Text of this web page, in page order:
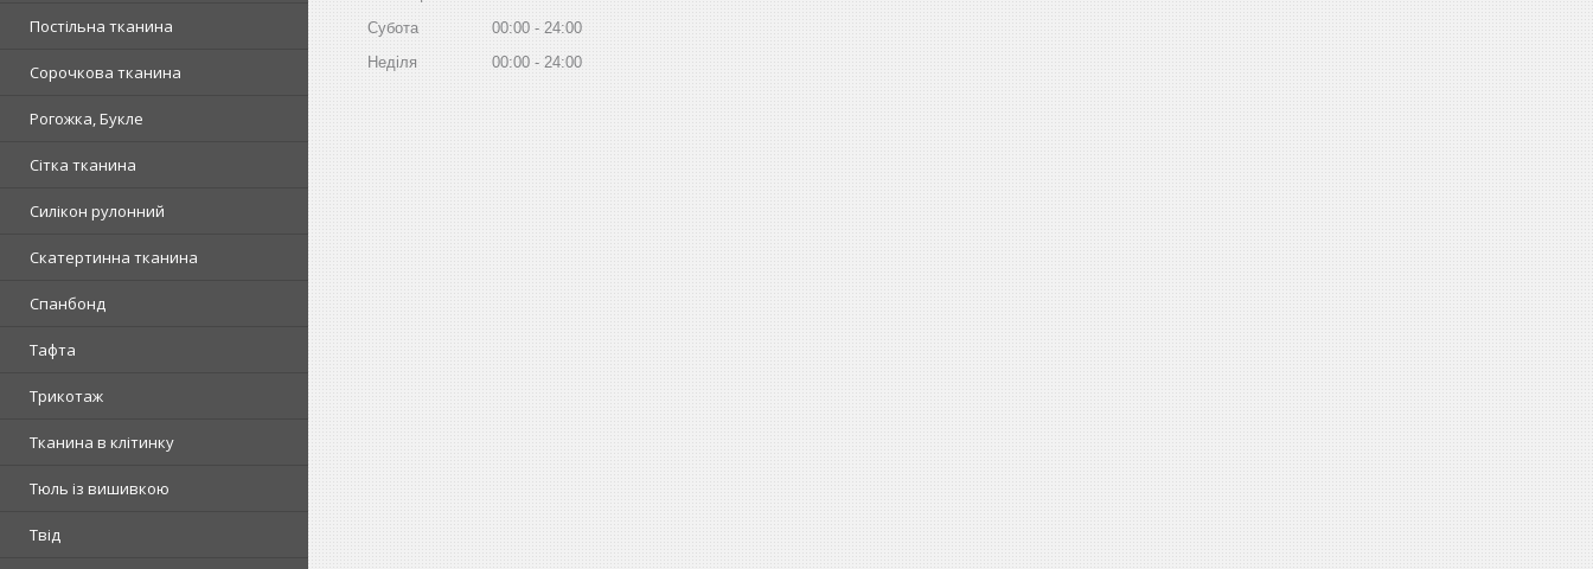
Постільна тканина
Сорочкова тканина
Рогожка, Букле
Сітка тканина
Силікон рулонний
Скатертинна тканина
Спанбонд
Тафта
Трикотаж
Тканина в клітинку
Тюль із вишивкою
Твід
Субота
00:00
24:00
Неділя
00:00 24:00